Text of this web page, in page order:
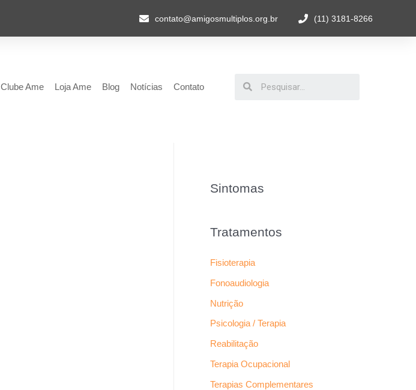
contato@amigosmultiplos.org.br (11) 3181-8266
Clube Ame Loja Ame Blog Notícias Contato
Sintomas
Tratamentos
Fisioterapia
Fonoaudiologia
Nutrição
Psicologia / Terapia
Reabilitação
Terapia Ocupacional
Terapias Complementares